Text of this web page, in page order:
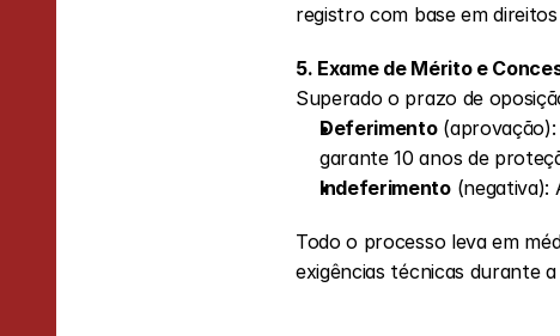
registro com base em
5. Exame de Mérito e
Superado o prazo de
Deferimento (aprovação):
garante 10 anos de
Indeferimento (negativa):
Todo o processo leva em
exigências técnicas durante